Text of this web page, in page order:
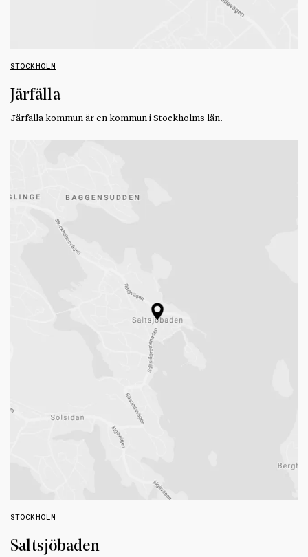
STOCKHOLM
Järfälla
Järfälla kommun är en kommun i Stockholms län.
STOCKHOLM
Saltsjöbaden